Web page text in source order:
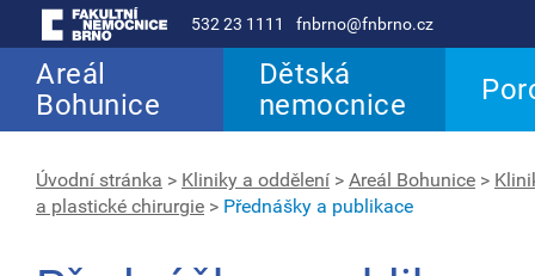
532 23 1111 fnbrno@fnbrno.cz
Areál
Bohunice
Dětská
nemocnice
Úvodní stránka > Kliniky a oddělení > Areál Bohunice >
a plastické chirurgie > Přednášky a publikace